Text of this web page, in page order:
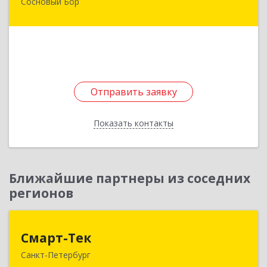
Отправить заявку
Показать контакты
188544, Ленинградская обл, Сосновый Бор г,
Отправить заявку
Назад
Ближайшие партнеры из соседних
регионов
Смарт-Тек
Санкт-Петербург
197374, Санкт-Петербург г, Савушкина ул, дом